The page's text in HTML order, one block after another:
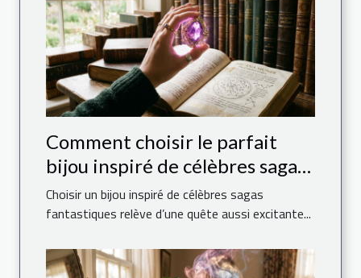
Comment choisir le parfait
bijou inspiré de célèbres sagas
fantastiques ?
Choisir un bijou inspiré de célèbres sagas
fantastiques relève d’une quête aussi excitante...